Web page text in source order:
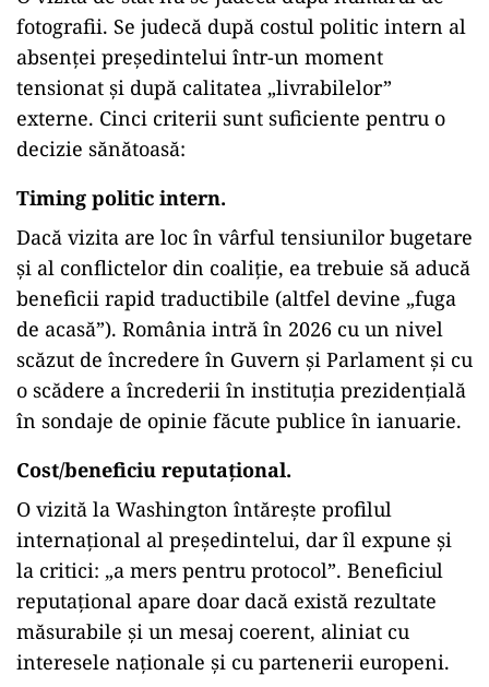
fotografii. Se judecă după costul politic intern al
absenței președintelui într-un moment
tensionat și după calitatea „livrabilelor”
externe. Cinci criterii sunt suficiente pentru o
decizie sănătoasă:
Timing politic intern.
Dacă vizita are loc în vârful tensiunilor bugetare
și al conflictelor din coaliție, ea trebuie să aducă
beneficii rapid traductibile (altfel devine „fuga
de acasă”). România intră în 2026 cu un nivel
scăzut de încredere în Guvern și Parlament și cu
o scădere a încrederii în instituția prezidențială
în sondaje de opinie făcute publice în ianuarie.
Cost/beneficiu reputațional.
O vizită la Washington întărește profilul
internațional al președintelui, dar îl expune și
la critici: „a mers pentru protocol”. Beneficiul
reputațional apare doar dacă există rezultate
măsurabile și un mesaj coerent, aliniat cu
interesele naționale și cu partenerii europeni.